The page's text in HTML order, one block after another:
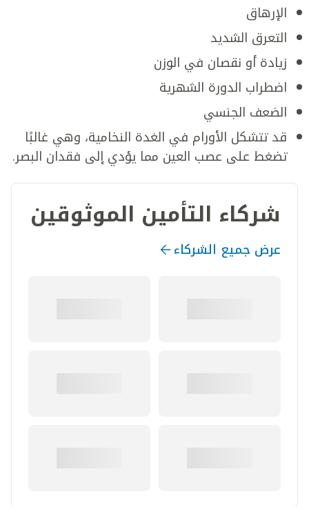
الإرهاق
التعرق الشديد
زيادة أو نقصان في الوزن
اضطراب الدورة الشهرية
الضعف الجنسي
قد تتشكل الأورام في الغدة النخامية، وهي غالبًا
تضغط على عصب العين مما يؤدي إلى فقدان البصر.
شركاء التأمين الموثوقين
عرض جميع الشركاء